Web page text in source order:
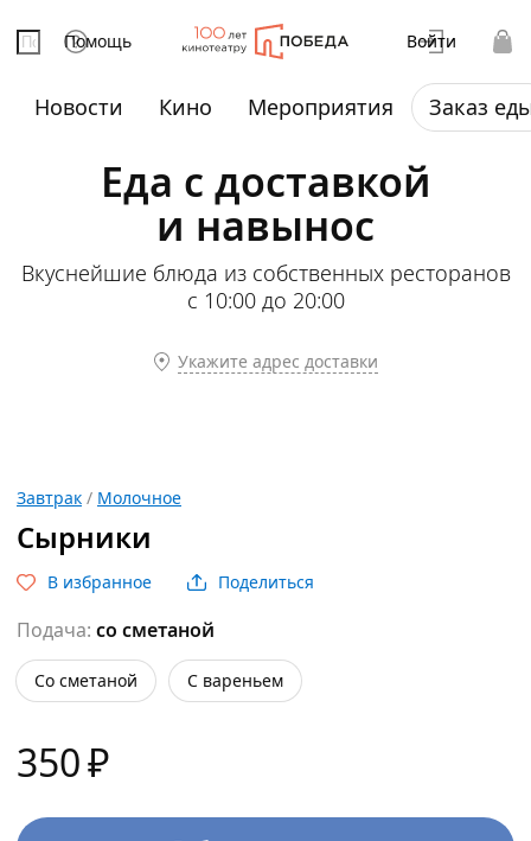
Помощь Войти
Новости Кино Мероприятия Заказ
Еда с доставкой
и навынос
Вкуснейшие блюда из собственных ресторанов
с 10:00 до 20:00
Укажите адрес доставки
Завтрак / Молочное
Сырники
В избранное Поделиться
Подача: со сметаной
со сметаной с вареньем
350₽